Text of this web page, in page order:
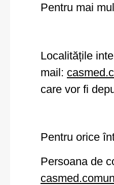
Pentru mai
Localitățile
mail:
care vor fi
Pentru orice
Persoana de